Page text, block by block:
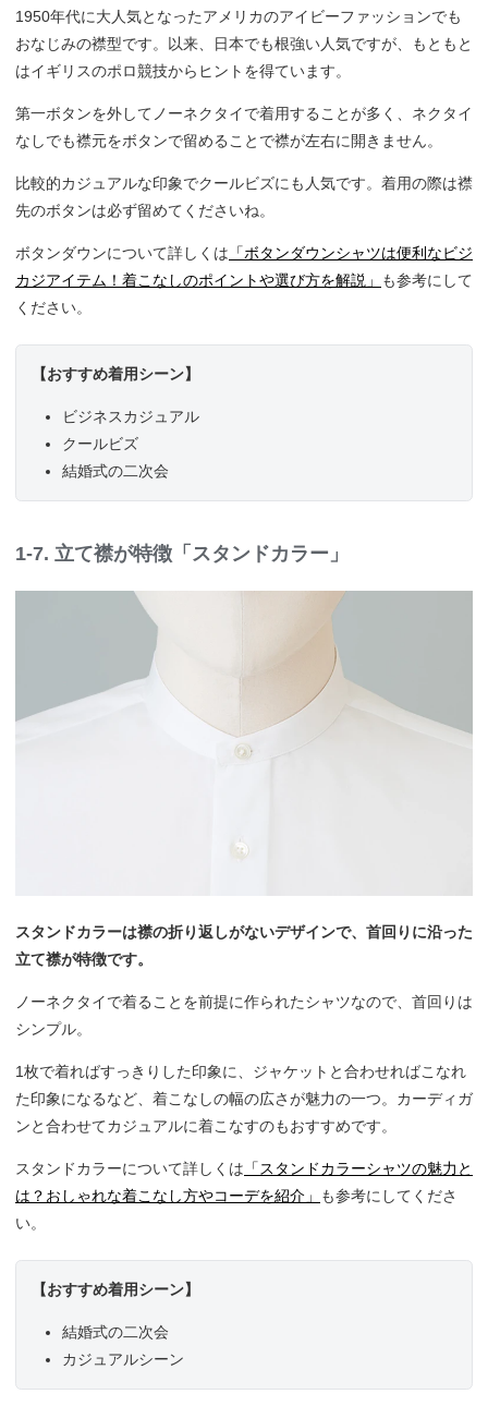
1950年代に大人気となったアメリカのアイビーファッションでも
おなじみの襟型です。以来、日本でも根強い人気ですが、もともと
はイギリスのポロ競技からヒントを得ています。
第一ボタンを外してノーネクタイで着用することが多く、ネクタイ
なしでも襟元をボタンで留めることで襟が左右に開きません。
比較的カジュアルな印象でクールビズにも人気です。着用の際は襟
先のボタンは必ず留めてくださいね。
ボタンダウンについて詳しくは 「ボタンダウンシャツは便利なビジ
カジアイテム！着こなしのポイントや選び方を解説」
も参考にして
ください。
【おすすめ着用シーン】
ビジネスカジュアル
クールビズ
結婚式の二次会
1-7. 立て襟が特徴「スタンドカラー」
スタンドカラーは襟の折り返しがないデザインで、首回りに沿った
立て襟が特徴です。
ノーネクタイで着ることを前提に作られたシャツなので、首回りは
シンプル。
1枚で着ればすっきりした印象に、ジャケットと合わせればこなれ
た印象になるなど、着こなしの幅の広さが魅力の一つ。カーディガ
ンと合わせてカジュアルに着こなすのもおすすめです。
スタンドカラーについて詳しくは 「スタンドカラーシャツの魅力と
は？おしゃれな着こなし方やコーデを紹介」
も参考にしてくださ
い。
【おすすめ着用シーン】
結婚式の二次会
カジュアルシーン